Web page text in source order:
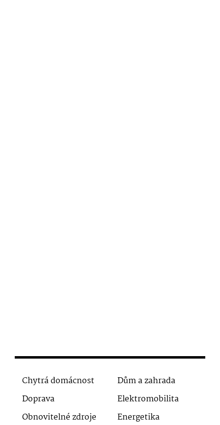
Chytrá domácnost
Dům a zahrada
Doprava
Elektromobilita
Obnovitelné zdroje
Energetika